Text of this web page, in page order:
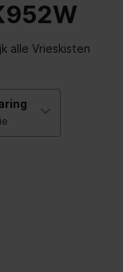
alle Vrieskisten